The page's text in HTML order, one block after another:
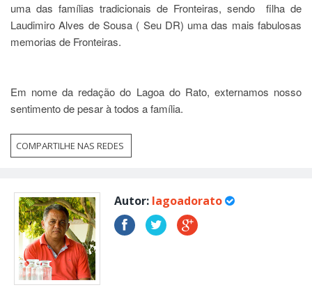
uma das famílias tradicionais de Fronteiras, sendo filha de
Laudimiro Alves de Sousa ( Seu DR) uma das mais fabulosas
memorias de Fronteiras.
Em nome da redação do Lagoa do Rato, externamos nosso
sentimento de pesar à todos a família.
COMPARTILHE NAS REDES
Autor: lagoadorato